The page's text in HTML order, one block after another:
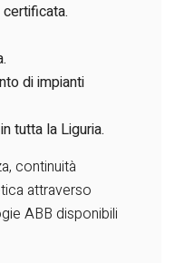
di impianti
tutta la Liguria.
continuità
attraverso
ABB disponibili